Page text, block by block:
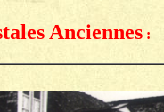
Anciennes :